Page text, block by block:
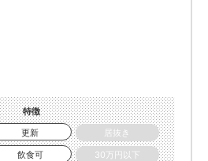
特徴
更新
居抜き
飲食可
30万円以下